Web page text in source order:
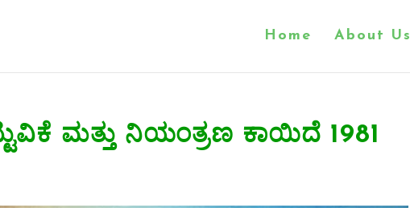
Home About Us
ಮತ್ತು ನಿಯಂತ್ರಣ ಕಾಯಿದೆ 1981